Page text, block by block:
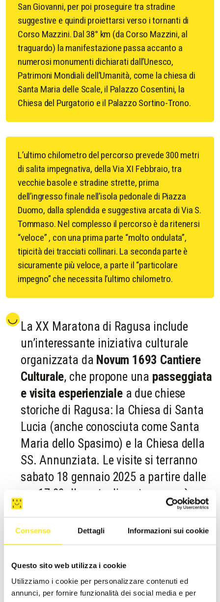
Consenso Dettagli Informazioni sui cookie
Questo sito web utilizza i cookie
Utilizziamo i cookie per personalizzare contenuti ed
annunci, per fornire funzionalità dei social media e per
San Giovanni, per poi proseguire tra stradine
suggestive e quindi proiettarsi verso i tornanti di
Corso Mazzini. Dal 38° km (da Corso Mazzini, al
traguardo) la manifestazione passa accanto a
numerosi monumenti dichiarati dall’Unesco,
Patrimoni Mondiali dell’Umanità, come la chiesa di
Santa Maria delle Scale, il Palazzo Cosentini, la
Chiesa del Purgatorio e il Palazzo Sortino-Trono.
L’ultimo chilometro del percorso prevede 300 metri
di salita impegnativa, della Via XI Febbraio, tra
vecchie basole e stradine strette, prima
dell’ingresso finale nell’isola pedonale di Piazza
Duomo, dalla splendida e suggestiva arcata di Via S.
Tommaso. Nel complesso il percorso è da ritenersi
“veloce” , con una prima parte “molto ondulata”,
tipicità dei tracciati collinari. La seconda parte è
sicuramente più veloce, a parte il “particolare
impegno” che necessita l’ultimo chilometro.
La XX Maratona di Ragusa include
un’interessante iniziativa culturale
organizzata da Novum 1693 Cantiere
Culturale, che propone una passeggiata
e visita esperienzialea due chiese
storiche di Ragusa: la Chiesa di Santa
Lucia (anche conosciuta come Santa
Maria dello Spasimo) e la Chiesa della
SS. Annunziata. Le visite si terranno
sabato 18 gennaio 2025 a partire dalle
ore 17:00. Il punto di partenza sarà
presso la Chiesa di San Vincenzo
Ferreri, situata in Piazza G. B. Odierna,
Ragusa Ibla, che fungerà anche da
luogo per il ritiro dei pettorali. La
passeggiata guiderà i partecipanti alla
scoperta delle meraviglie storiche e